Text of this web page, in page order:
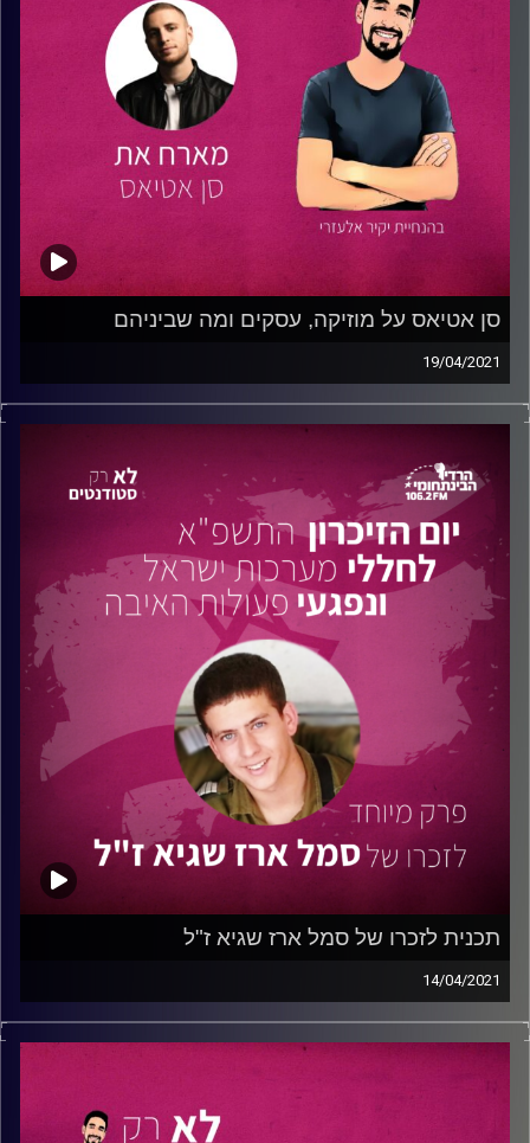
בטיולים, בבחירה במקצוע מדעי המחשב ועד להגיעו לעשייה
הבלתי פוסקת בתחום הצילום וההזדמנויות בעסק.
הצטרפו אלינו לפרק מרתק ומעורר השראה המלמד שיעור
חשוב ביזמות עסקית ופיתוח אישי.
טיפ קטן מדותן- אל תפחדו לקבל לא, התחילו בצעדים קטנים
שיבנו אתכם, והקשיבו לעצמכם.
ערוץ היוטיוב של דותן
קרדיט תמונות:נתנאל גולדפדר
סן אטיאס על מוזיקה, עסקים ומה שביניהם
19/04/2021
בפרק זה מארח יקיר לשיחה אתסן אטיאס,סטודנט לתקשורת
בהתמחות בשיווקבאוניברסיטת רייכמןמעבר להיותו סטודנט,
סן הוא עצמאי, דיג'יי מצליח ומפיק מוזיקלי.
בפרק, משוחחים השניים על השילוב הנהדר בין לימודי
התקשורת לבין המוזיקה הייחודית של סן. סן מספר לנו על דרכו
ביזמות עסקית בתחומי המוזיקה ועל הליך הקמת עסק עצמאי.
סן משתף אותנו בתהליך היצירה המוזיקלית החל מילדותו, ועל
הכלים שרכש בדרך לקריירה.
האזינו לפרק שיגרום לכם להאמין בדרך שלכם ולעשות צעד
נוסף בדרך להגשמת החלום.
טיפ מסן: היו עם היד על הדופק, התמידו בעשייה מתוך דרייב
ואהבה לתחום שלכם. הסתכלו קדימה, חקרו את השוק
והתמקדו בפיתוח קשרים.
נתנאל גולדפדר
תכנית לזכרו של סמל ארז שגיא ז"ל
14/04/2021
בפרק זה נביא את סיפורו של סמלארז שגיאזכרונו לברכה.
ארז נפל בקרב במבצע "צוק איתן" ביום א' באב
קדמי, סמל נדב ריימונד וסמל ברקאי ישי שור.